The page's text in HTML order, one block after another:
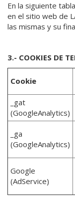
En la siguiente
en el sitio web de
las mismas y su
3.- COOKIES DE
Cookie
_gat
(GoogleAnalytics)
_ga
(GoogleAnalytics)
Google
(AdService)